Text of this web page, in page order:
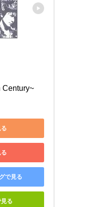
Century~
で見る
る